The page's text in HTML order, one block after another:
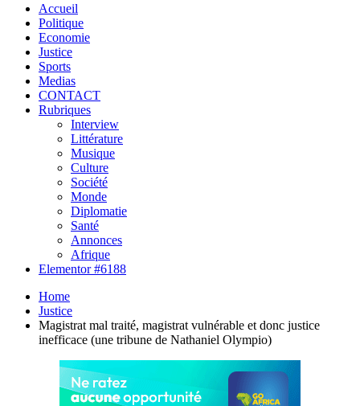
Accueil
Politique
Economie
Justice
Sports
Medias
CONTACT
Rubriques
Interview
Littérature
Musique
Culture
Société
Monde
Diplomatie
Santé
Annonces
Afrique
Elementor #6188
Home
Justice
Magistrat mal traité, magistrat vulnérable et donc justice
inefficace (une tribune de Nathaniel Olympio)